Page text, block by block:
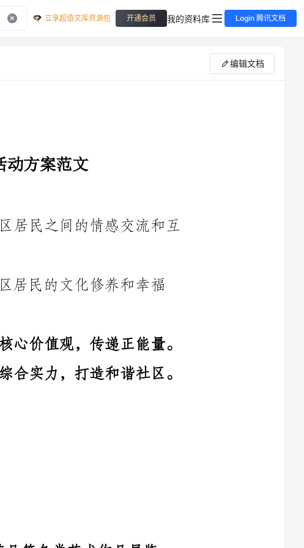
立享超值文库资源包 开通会员 我的资料库 Login 腾讯文档
编辑文档
2.丰富居民的文化生活，提升社区居民的文化修养和幸福
3.宣传党的政策，弘扬社会主义核心价值观，传递正能量。